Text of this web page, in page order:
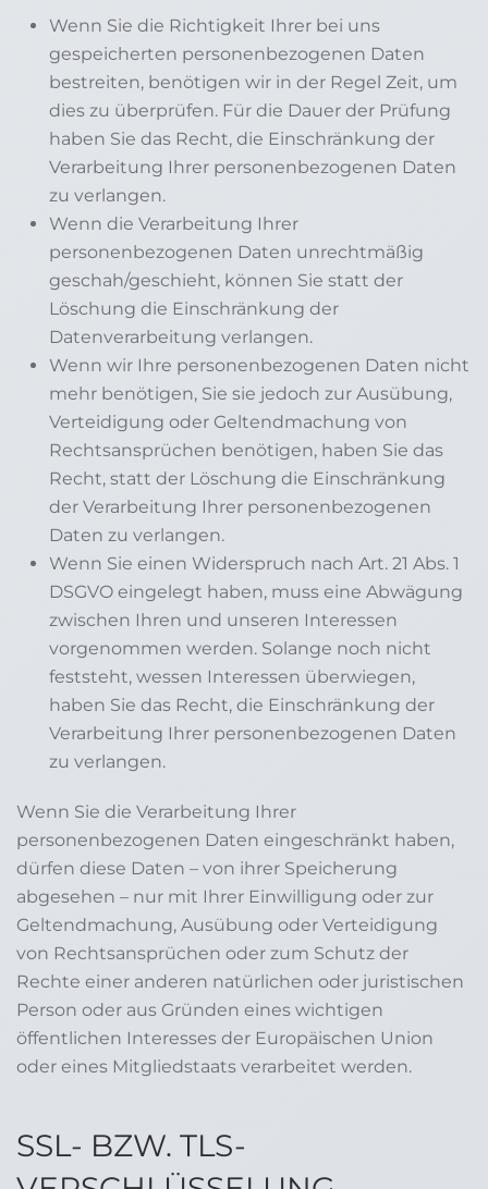
Wenn Sie die Richtigkeit Ihrer bei uns
gespeicherten personenbezogenen Daten
bestreiten, benötigen wir in der Regel Zeit, um
dies zu überprüfen. Für die Dauer der Prüfung
haben Sie das Recht, die Einschränkung der
Verarbeitung Ihrer personenbezogenen Daten
zu verlangen.
Wenn die Verarbeitung Ihrer
personenbezogenen Daten unrechtmäßig
geschah/geschieht, können Sie statt der
Löschung die Einschränkung der
Datenverarbeitung verlangen.
Wenn wir Ihre personenbezogenen Daten nicht
mehr benötigen, Sie sie jedoch zur Ausübung,
Verteidigung oder Geltendmachung von
Rechtsansprüchen benötigen, haben Sie das
Recht, statt der Löschung die Einschränkung
der Verarbeitung Ihrer personenbezogenen
Daten zu verlangen.
Wenn Sie einen Widerspruch nach Art. 21 Abs. 1
DSGVO eingelegt haben, muss eine Abwägung
zwischen Ihren und unseren Interessen
vorgenommen werden. Solange noch nicht
feststeht, wessen Interessen überwiegen,
haben Sie das Recht, die Einschränkung der
Verarbeitung Ihrer personenbezogenen Daten
zu verlangen.
Wenn Sie die Verarbeitung Ihrer
personenbezogenen Daten eingeschränkt haben,
dürfen diese Daten – von ihrer Speicherung
abgesehen – nur mit Ihrer Einwilligung oder zur
Geltendmachung, Ausübung oder Verteidigung
von Rechtsansprüchen oder zum Schutz der
Rechte einer anderen natürlichen oder juristischen
Person oder aus Gründen eines wichtigen
öffentlichen Interesses der Europäischen Union
oder eines Mitgliedstaats verarbeitet werden.
SSL- BZW. TLS-